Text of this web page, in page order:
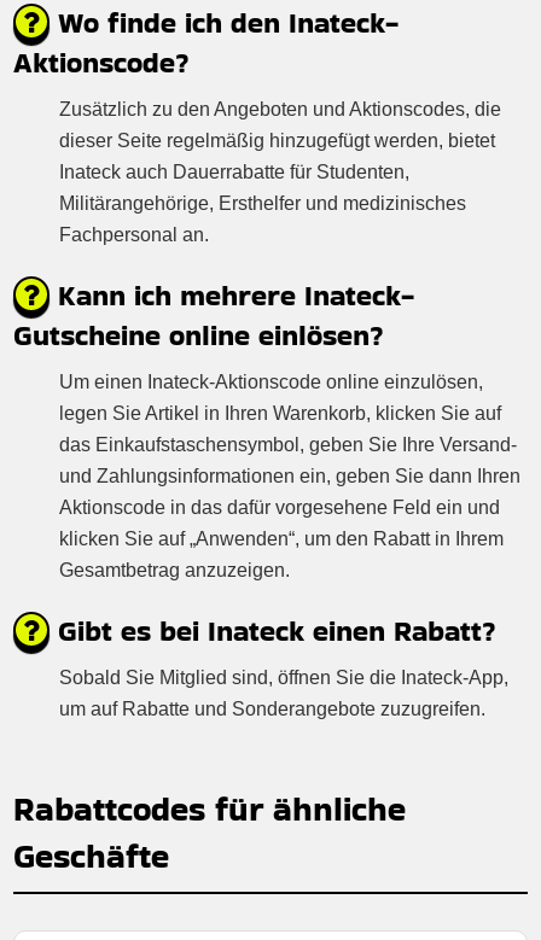
Wo finde ich den Inateck-
Aktionscode?
Zusätzlich zu den Angeboten und Aktionscodes, die
dieser Seite regelmäßig hinzugefügt werden, bietet
Inateck auch Dauerrabatte für Studenten,
Militärangehörige, Ersthelfer und medizinisches
Fachpersonal an.
Kann ich mehrere Inateck-
Gutscheine online einlösen?
Um einen Inateck-Aktionscode online einzulösen,
legen Sie Artikel in Ihren Warenkorb, klicken Sie auf
das Einkaufstaschensymbol, geben Sie Ihre Versand-
und Zahlungsinformationen ein, geben Sie dann Ihren
Aktionscode in das dafür vorgesehene Feld ein und
klicken Sie auf „Anwenden“, um den Rabatt in Ihrem
Gesamtbetrag anzuzeigen.
Gibt es bei Inateck einen Rabatt?
Sobald Sie Mitglied sind, öffnen Sie die Inateck-App,
um auf Rabatte und Sonderangebote zuzugreifen.
Rabattcodes für ähnliche
Geschäfte